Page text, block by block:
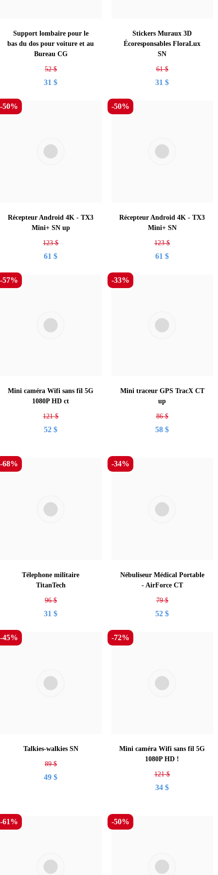
Support lombaire pour le
bas du dos pour voiture et au
Bureau CG
52$
31 $
Stickers Muraux 3D
Écoresponsables FloraLux
SN
61$
31 $
Récepteur Android 4K - TX3
Mini+ SN up
123$
61 $
-50%
Récepteur Android 4K - TX3
Mini+ SN
123$
61 $
-50%
Mini caméra Wifi sans fil 5G
1080P HD ct
121$
52 $
-57%
Mini traceur GPS TracX CT
up
86$
58 $
-33%
Télephone militaire
TitanTech
96$
31 $
-68%
Nébuliseur Médical Portable
- AirForce CT
79$
52 $
-34%
Talkies-walkies SN
89$
49 $
-45%
Mini caméra Wifi sans fil 5G
1080P HD !
121$
34 $
-72%
-61% -50%